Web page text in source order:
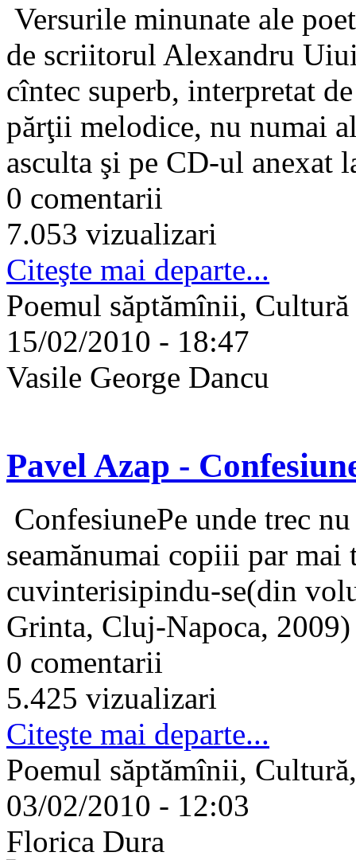
Versurile minunate ale
de scriitorul Alexandru
cîntec superb, interpretat
părţii melodice, nu numai
asculta şi pe CD-ul anexat
0 comentarii
7.053 vizualizari
Citeşte mai departe...
Poemul săptămînii, Cultură
15/02/2010 - 18:47
Vasile George Dancu
Pavel Azap -
ConfesiunePe unde trec
seamănumai copiii par
cuvinterisipindu-se(din
Grinta, Cluj-Napoca, 2009)
0 comentarii
5.425 vizualizari
Citeşte mai departe...
Poemul săptămînii,
03/02/2010 - 12:03
Florica Dura